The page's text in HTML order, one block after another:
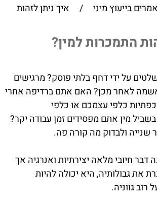
בייעוץ מיני /
איך ניתן לזהות
התמכרות למין?
על ידי דחף בלתי פוסק? מרגישים
לאחר מכן? האם אתם ברדיפה אחרי
כלפי עצמכם או כלפי
מין אתם מפסידים זמן עבודה יקר?
שנייה ולבדוק מה קורה פה.
דבר חיובי מלאה יצירתיות ואנרגיה אך
את גבולותיה, היא יכולה להיות
גווניה.